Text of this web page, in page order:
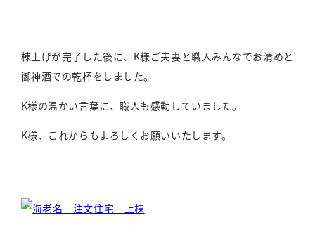
棟上げが完了した後に、K様ご夫妻と職人みんなでお清めと
御神酒での乾杯をしました。
K様の温かい言葉に、職人も感動していました。
K様、これからもよろしくお願いいたします。